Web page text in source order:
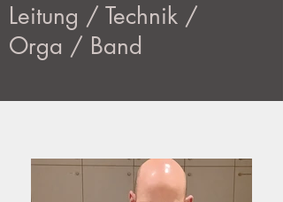
Leitung / Technik /
Orga / Band